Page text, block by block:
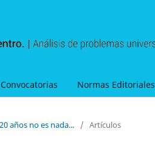
Convocatorias Normas Editoriales
años no es nada... / Artículos